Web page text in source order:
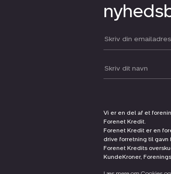
Din email:
Dit navn:
Vi er en del af et
Forenet Kredit.
Forenet Kredit er en
drive forretning til gavn
Forenet Kredits
KundeKroner,